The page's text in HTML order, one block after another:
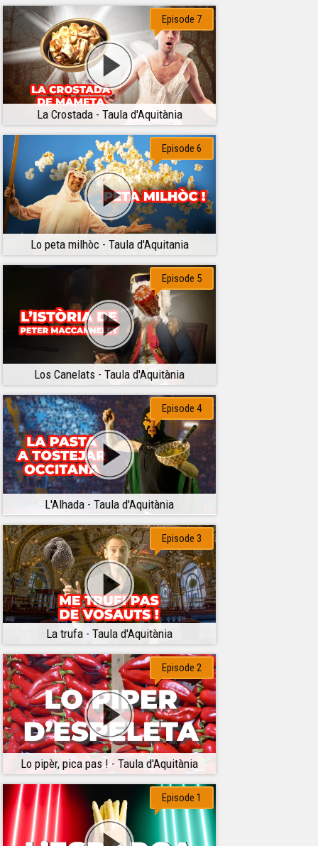
La Crostada - Taula d'Aquitània
Episode 7
Lo peta milhòc - Taula d'Aquitania
Episode 6
Los Canelats - Taula d'Aquitània
Episode 5
L'Alhada - Taula d'Aquitània
Episode 4
La trufa - Taula d'Aquitània
Episode 3
Lo pipèr, pica pas ! - Taula d'Aquitània
Episode 2
Episode 1